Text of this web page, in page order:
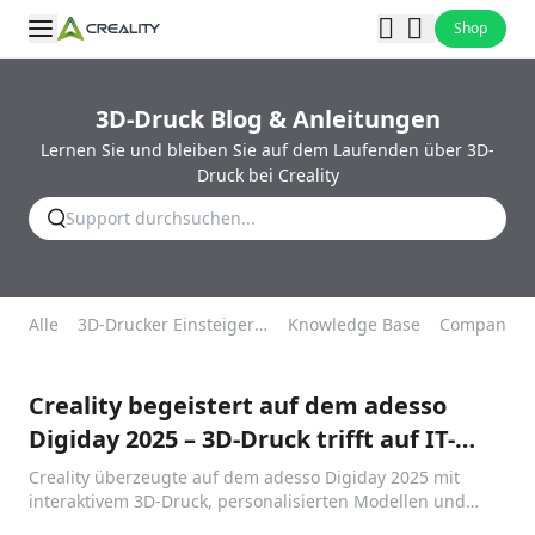
Shop
3D-Druck Blog & Anleitungen
Lernen Sie und bleiben Sie auf dem Laufenden über 3D-
Druck bei Creality
Alle 3D-Drucker Einsteigerhilfe Knowledge Base Company
Creality begeistert auf dem adesso
Digiday 2025 – 3D-Druck trifft auf IT-
Innovation
Creality überzeugte auf dem adesso Digiday 2025 mit
interaktivem 3D-Druck, personalisierten Modellen und